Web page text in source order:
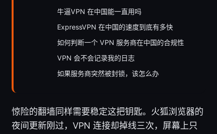
牛逼VPN 在中国能一直用吗
ExpressVPN 在中国的速度到底有多快
如何判断一个 VPN 服务商在中国的合规性
VPN 会不会记录我的日志
如果服务商突然被封锁，该怎么办
惊险的翻墙同样需要稳定这把钥匙。火狐浏览器的
夜间更新刚过，VPN 连接却掉线三次，屏幕上只